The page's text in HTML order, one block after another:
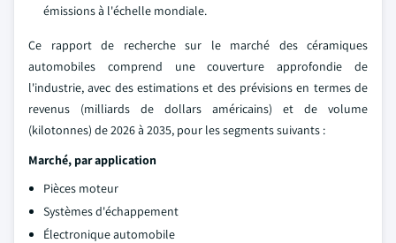
émissions à l'échelle mondiale.
Ce rapport de recherche sur le marché des céramiques
automobiles comprend une couverture approfondie de
l'industrie, avec des estimations et des prévisions en termes de
revenus (milliards de dollars américains) et de volume
(kilotonnes) de 2026 à 2035, pour les segments suivants :
Marché, par application
Pièces moteur
Systèmes d'échappement
Électronique automobile